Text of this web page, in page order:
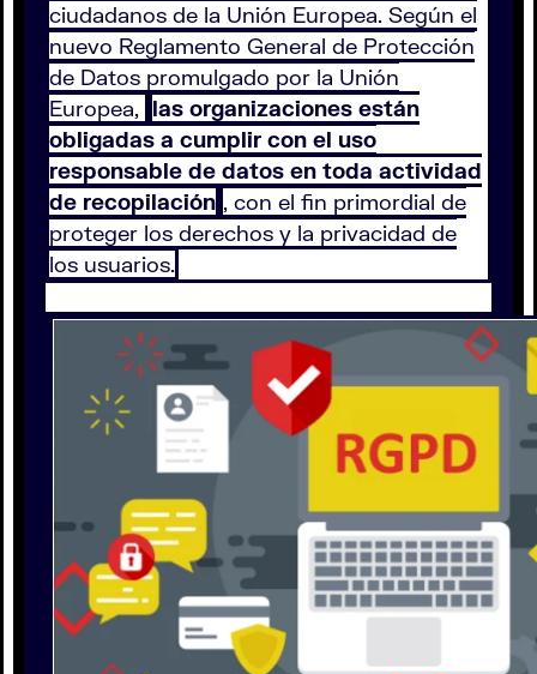
ciudadanos de la Unión Europea. Según el
nuevo Reglamento General de Protección
de Datos promulgado por la Unión
Europea, las organizaciones están
obligadas a cumplir con el uso
responsable de datos en toda actividad
de recopilación , con el fin primordial de
proteger los derechos y la privacidad de
los usuarios.